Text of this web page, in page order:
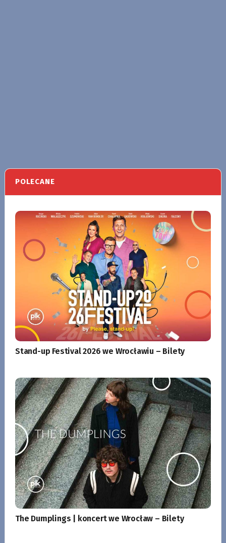
POLECANE
Stand-up Festival 2026 we Wrocławiu – Bilety
The Dumplings | koncert we Wrocław – Bilety